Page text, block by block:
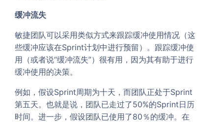
缓冲流失
敏捷团队可以采用类似方式来跟踪缓冲使用情况（这
些缓冲应该在Sprint计划中进行预留）。跟踪缓冲使
用（或者说“缓冲流失”）很有用，因为其有助于进行
缓冲使用的决策。
例如，假设Sprint周期为十天，而团队正处于Sprint
第五天。也就是说，团队已走过了50%的Sprint日历
时间。进一步，假设团队已使用了80％的缓冲。在